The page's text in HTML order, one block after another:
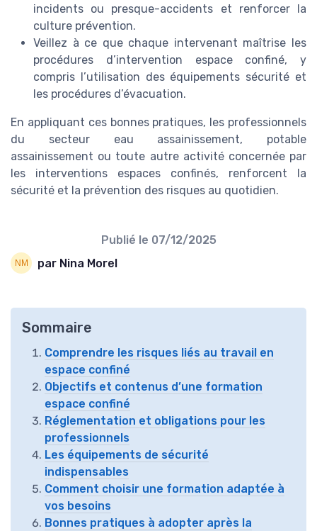
incidents ou presque-accidents et renforcer la
culture prévention.
Veillez à ce que chaque intervenant maîtrise les
procédures d’intervention espace confiné, y
compris l’utilisation des équipements sécurité et
les procédures d’évacuation.
En appliquant ces bonnes pratiques, les professionnels
du secteur eau assainissement, potable
assainissement ou toute autre activité concernée par
les interventions espaces confinés, renforcent la
sécurité et la prévention des risques au quotidien.
Publié le 07/12/2025
par Nina Morel
Sommaire
Comprendre les risques liés au travail en
espace confiné
Objectifs et contenus d’une formation
espace confiné
Réglementation et obligations pour les
professionnels
Les équipements de sécurité
indispensables
Comment choisir une formation adaptée à
vos besoins
Bonnes pratiques à adopter après la